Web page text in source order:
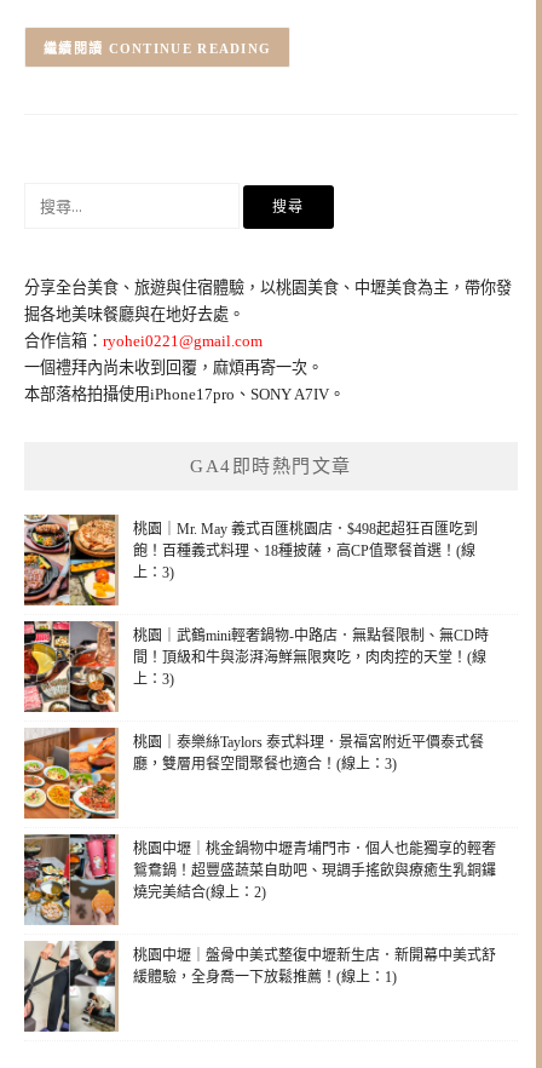
CONTINUE READING
字:
分享全台美食、旅遊與住宿體驗，以桃園美食、中壢美食為主，帶你發
掘各地美味餐廳與在地好去處。
合作信箱： ryohei0221@gmail.com
一個禮拜內尚未收到回覆，麻煩再寄一次。
本部落格拍攝使用iPhone17pro、SONY A7IV。
GA4即時熱門文章
桃園｜Mr. May 義式百匯桃園店．$498起超狂百匯吃到
飽！百種義式料理、18種披薩，高CP值聚餐首選！(線
上：3)
桃園｜武鶴mini輕奢鍋物-中路店．無點餐限制、無CD時
間！頂級和牛與澎湃海鮮無限爽吃，肉肉控的天堂！(線
上：3)
桃園｜泰樂絲Taylors 泰式料理．景福宮附近平價泰式餐
廳，雙層用餐空間聚餐也適合！(線上：3)
桃園中壢｜桃金鍋物中壢青埔門市．個人也能獨享的輕奢
鴛鴦鍋！超豐盛蔬菜自助吧、現調手搖飲與療癒生乳銅鑼
燒完美結合(線上：2)
桃園中壢｜盤骨中美式整復中壢新生店．新開幕中美式舒
緩體驗，全身喬一下放鬆推薦！(線上：1)